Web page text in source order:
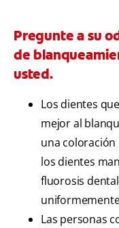
Pregunte a su
de
usted.
Los dientes
mejor al
una coloración
los dientes
fluorosis
Las personas